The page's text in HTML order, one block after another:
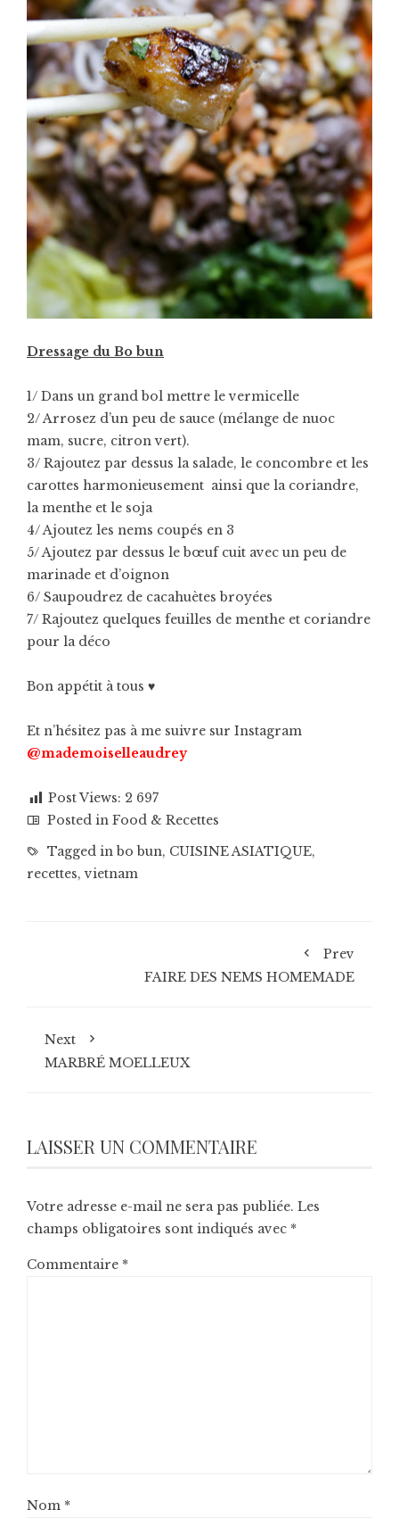
Dressage du Bo bun
1/ Dans un grand bol mettre le vermicelle
2/ Arrosez d’un peu de sauce (mélange de nuoc
mam, sucre, citron vert).
3/ Rajoutez par dessus la salade, le concombre et les
carottes harmonieusement ainsi que la coriandre,
la menthe et le soja
4/ Ajoutez les nems coupés en 3
5/ Ajoutez par dessus le bœuf cuit avec un peu de
marinade et d’oignon
6/ Saupoudrez de cacahuètes broyées
7/ Rajoutez quelques feuilles de menthe et coriandre
pour la déco
Bon appétit à tous ♥
Et n’hésitez pas à me suivre sur Instagram
@mademoiselleaudrey
Post Views: 2 697
Posted in Food & Recettes
Tagged in bo bun, CUISINE ASIATIQUE,
recettes,vietnam
Prev
FAIRE DES NEMS HOMEMADE
Next
MARBRÉ MOELLEUX
LAISSER UN COMMENTAIRE
Votre adresse e-mail ne sera pas publiée. Les
champs obligatoires sont indiqués avec *
Commentaire *
Nom *